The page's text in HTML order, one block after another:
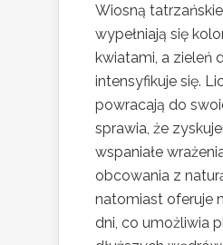
Wiosną
wypełniają się
kwiatami, a zieleń
intensyfikuje się.
powracają do
sprawia, że
wspaniałe
obcowania z
natomiast oferuje
dni, co umożliwia